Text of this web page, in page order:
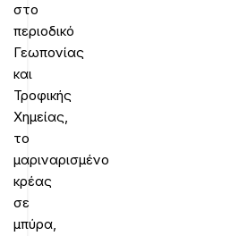
στο
περιοδικό
Γεωπονίας
και
Τροφικής
Χημείας,
το
μαριναρισμένο
κρέας
σε
μπύρα,